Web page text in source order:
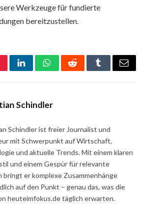
Werkzeuge für fundierte
bereitzustellen.
LinkedInWhatsAppRedditTumblrEmail
Schindler
Schindler ist freier Journalist und
mit Schwerpunkt auf Wirtschaft,
und aktuelle Trends. Mit einem klaren
und einem Gespür für relevante
bringt er komplexe Zusammenhänge
auf den Punkt – genau das, was die
heuteimfokus.de täglich erwarten.